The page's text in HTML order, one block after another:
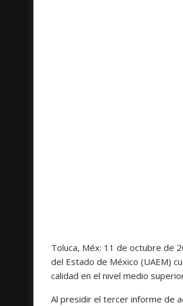
Toluca, Méx: 11 de octubre de
del Estado de México (UAEM)
calidad en el nivel medio
Al presidir el tercer informe de